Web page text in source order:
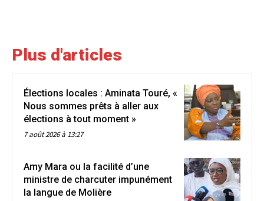
Plus d'articles
Élections locales : Aminata Touré, «
Nous sommes prêts à aller aux
élections à tout moment »
7 août 2026 à 13:27
Amy Mara ou la facilité d’une
ministre de charcuter impunément
la langue de Molière